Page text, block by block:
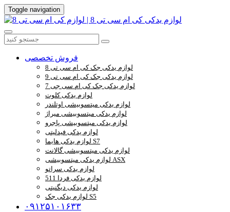
Toggle navigation
فروش تخصصی
لوازم یدکی جک کی ام سی تی 8
لوازم یدکی جک کی ام سی تی 9
لوازم یدکی جک کی ام سی جی 7
لوازم یدکی کلوت
لوازم یدکی میتسوبیشی اوتلندر
لوازم یدکی میتسوبیشی میراژ
لوازم یدکی میتسوبیشی پاجرو
لوازم یدکی فیدلیتی
لوازم یدکی هایما S7
لوازم یدکی میتسوبیشی گالانت
لوازم یدکی میتسوبیشی ASX
لوازم یدکی سراتو
لوازم یدکی فردا 511
لوازم یدکی دیگنیتی
لوازم یدکی جک S5
۰۹۱۲۵۱۰۱۶۳۳